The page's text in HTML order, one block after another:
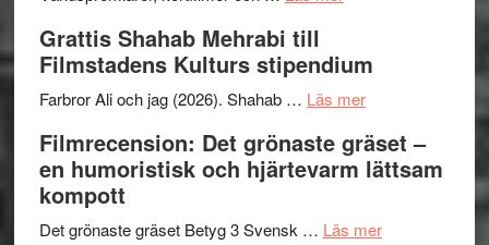
Files:
I
Want
Believe
–
Frankenshtey
West
presenterar
nya
titlar
årets
Grattis Shahab Mehrabi till
Filmstadens Kulturs stipendium
Farbror Ali och jag (2026). Shahab … Läs merom
Shahab
Mehrabi
Filmstadens
Filmrecension: Det grönaste gräset –
en humoristisk och hjärtevarm lättsam
kompott
Det grönaste gräset Betyg 3 Svensk … Läs merom